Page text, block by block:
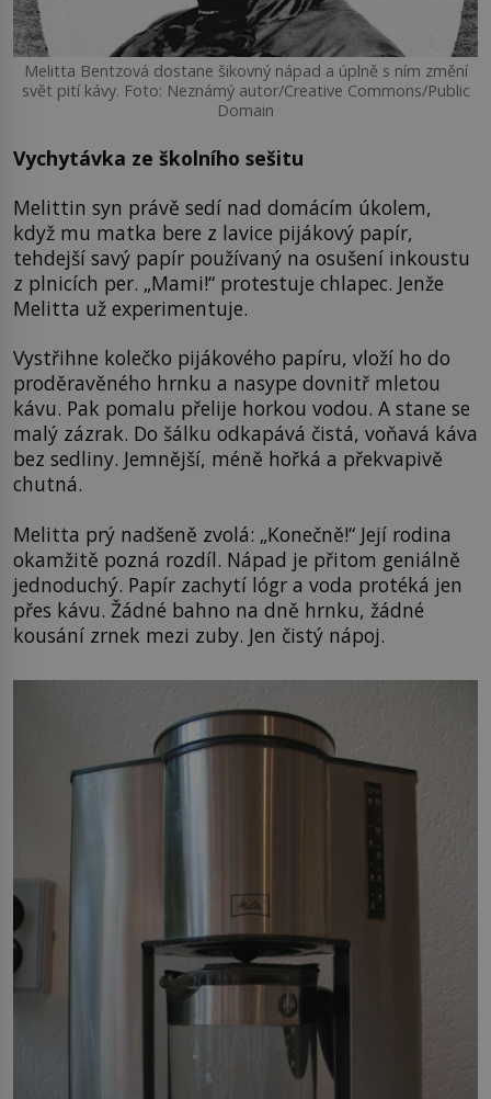
Melitta Bentzová dostane šikovný nápad a úplně s ním změní
svět pití kávy. Foto: Neznámý autor/Creative Commons/Public
Domain
Vychytávka ze školního sešitu
Melittin syn právě sedí nad domácím úkolem,
když mu matka bere z lavice pijákový papír,
tehdejší savý papír používaný na osušení inkoustu
z plnicích per. „Mami!“ protestuje chlapec. Jenže
Melitta už experimentuje.
Vystřihne kolečko pijákového papíru, vloží ho do
proděravěného hrnku a nasype dovnitř mletou
kávu. Pak pomalu přelije horkou vodou. A stane se
malý zázrak. Do šálku odkapává čistá, voňavá káva
bez sedliny. Jemnější, méně hořká a překvapivě
chutná.
Melitta prý nadšeně zvolá: „Konečně!“ Její rodina
okamžitě pozná rozdíl. Nápad je přitom geniálně
jednoduchý. Papír zachytí lógr a voda protéká jen
přes kávu. Žádné bahno na dně hrnku, žádné
kousání zrnek mezi zuby. Jen čistý nápoj.